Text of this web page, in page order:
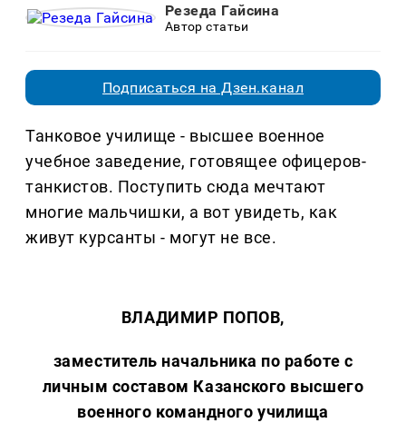
Резеда Гайсина
Автор статьи
Подписаться на Дзен.канал
Танковое училище - высшее военное
учебное заведение, готовящее офицеров-
танкистов. Поступить сюда мечтают
многие мальчишки, а вот увидеть, как
живут курсанты - могут не все.
ВЛАДИМИР ПОПОВ,
заместитель начальника по работе с
личным составом Казанского высшего
военного командного училища